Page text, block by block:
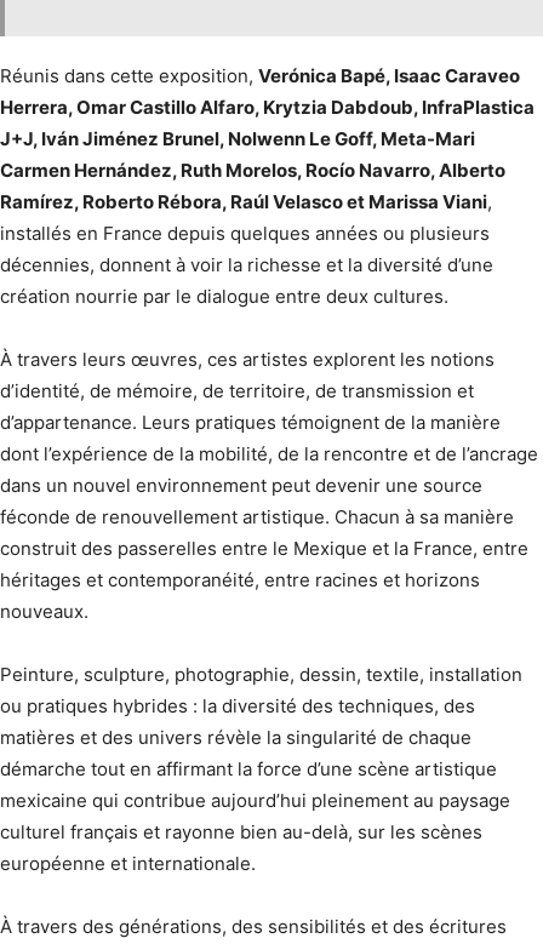
Réunis dans cette exposition, Verónica Bapé, Isaac Caraveo
Herrera, Omar Castillo Alfaro, Krytzia Dabdoub, InfraPlastica
J+J, Iván Jiménez Brunel, Nolwenn Le Goff, Meta-Mari
Carmen Hernández, Ruth Morelos, Rocío Navarro, Alberto
Ramírez, Roberto Rébora, Raúl Velasco et Marissa Viani,
installés en France depuis quelques années ou plusieurs
décennies, donnent à voir la richesse et la diversité d’une
création nourrie par le dialogue entre deux cultures.
À travers leurs œuvres, ces artistes explorent les notions
d’identité, de mémoire, de territoire, de transmission et
d’appartenance. Leurs pratiques témoignent de la manière
dont l’expérience de la mobilité, de la rencontre et de l’ancrage
dans un nouvel environnement peut devenir une source
féconde de renouvellement artistique. Chacun à sa manière
construit des passerelles entre le Mexique et la France, entre
héritages et contemporanéité, entre racines et horizons
nouveaux.
Peinture, sculpture, photographie, dessin, textile, installation
ou pratiques hybrides : la diversité des techniques, des
matières et des univers révèle la singularité de chaque
démarche tout en affirmant la force d’une scène artistique
mexicaine qui contribue aujourd’hui pleinement au paysage
culturel français et rayonne bien au-delà, sur les scènes
européenne et internationale.
À travers des générations, des sensibilités et des écritures